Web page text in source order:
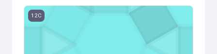
23.24_12C_Apoio_MAT
12C